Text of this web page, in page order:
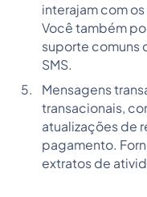
interajam com
Você também
suporte comuns
SMS.
Mensagens
transacionais,
atualizações de
pagamento.
extratos de